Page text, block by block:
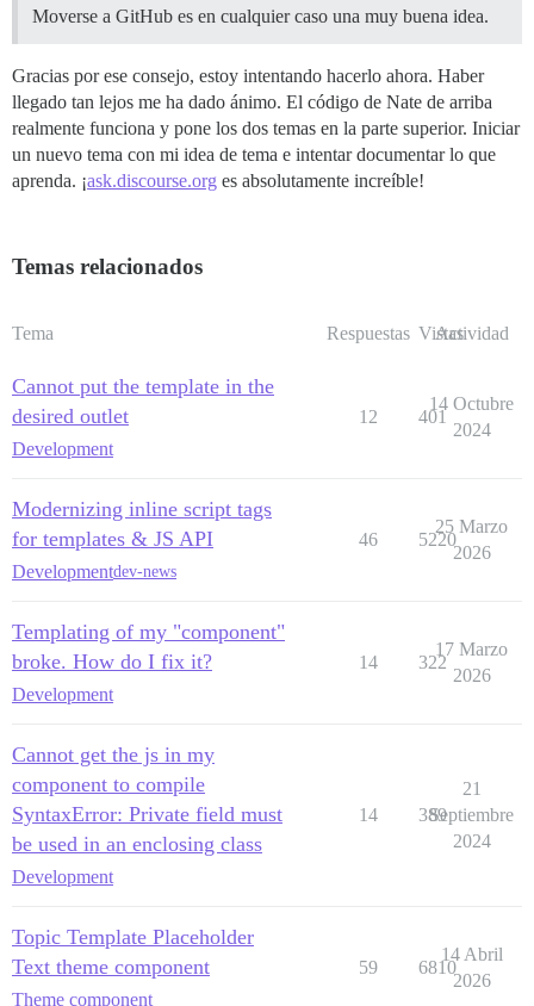
Moverse a GitHub es en cualquier caso una muy buena idea.
Gracias por ese consejo, estoy intentando hacerlo ahora. Haber
llegado tan lejos me ha dado ánimo. El código de Nate de arriba
realmente funciona y pone los dos temas en la parte superior. Iniciar
un nuevo tema con mi idea de tema e intentar documentar lo que
aprenda. ¡ask.discourse.org es absolutamente increíble!
Temas relacionados
Tema Respuestas Vistas
Actividad
Cannot put the template in the
desired outlet
Development
12 401
14 Octubre
2024
Modernizing inline script tags
for templates & JS API
Developmentdev-news
46 5220
25 Marzo
2026
Templating of my "component"
broke. How do I fix it?
Development
14 322
17 Marzo
2026
Cannot get the js in my
component to compile
SyntaxError: Private field must
be used in an enclosing class
Development
14 389
21
Septiembre
2024
Topic Template Placeholder
Text theme component
Theme component
59 6810
14 Abril
2026